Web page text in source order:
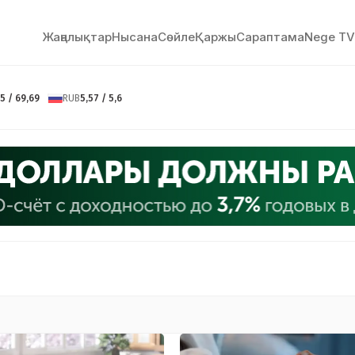
ЖаңалықтарНысанаСөйлeҚаржыСараптамаNege TV
/ 69,69 RUB5,57 / 5,6